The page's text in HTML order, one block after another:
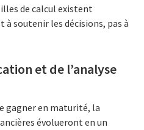
de calcul existent
soutenir les décisions, pas à
et de l’analyse
gagner en maturité, la
évolueront en un